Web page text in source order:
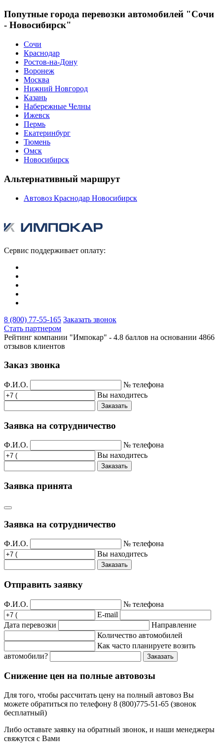
Попутные города перевозки автомобилей "Сочи
- Новосибирск"
Сочи
Краснодар
Ростов-на-Дону
Воронеж
Москва
Нижний Новгород
Казань
Набережные Челны
Ижевск
Пермь
Екатеринбург
Тюмень
Омск
Новосибирск
Альтернативный маршрут
Автовоз Краснодар Новосибирск
Сервис поддерживает оплату:
8 (800) 77-55-165 Заказать звонок
Стать партнером
Рейтинг компании "Импокар" - 4.8 баллов на основании 4866
отзывов клиентов
Заказ звонка
Ф.И.О.
№ телефона
Вы находитесь
Заказать
Заявка на сотрудничество
Ф.И.О.
№ телефона
Вы находитесь
Заказать
Заявка принята
Заявка на сотрудничество
Ф.И.О.
№ телефона
Вы находитесь
Заказать
Отправить заявку
Ф.И.О.
№ телефона
E-mail
Дата перевозки
Направление
Количество автомобилей
Как часто планируете возить
автомобили?
Заказать
Снижение цен на полные автовозы
Для того, чтобы рассчитать цену на полный автовоз Вы
можете обратиться по телефону 8 (800)775-51-65 (звонок
бесплатный)
Либо оставьте заявку на обратный звонок, и наши менеджеры
свяжутся с Вами